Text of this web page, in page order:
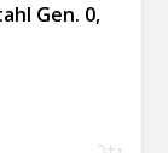
Gen. 0,